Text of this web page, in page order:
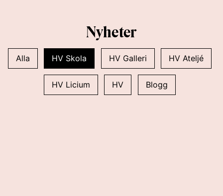
Nyheter
Alla HV Skola HV Galleri HV Ateljé
HV Licium HV Blogg